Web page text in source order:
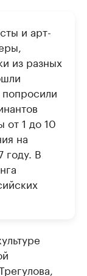
и арт-
из разных
от 1 до 10
на
году. В